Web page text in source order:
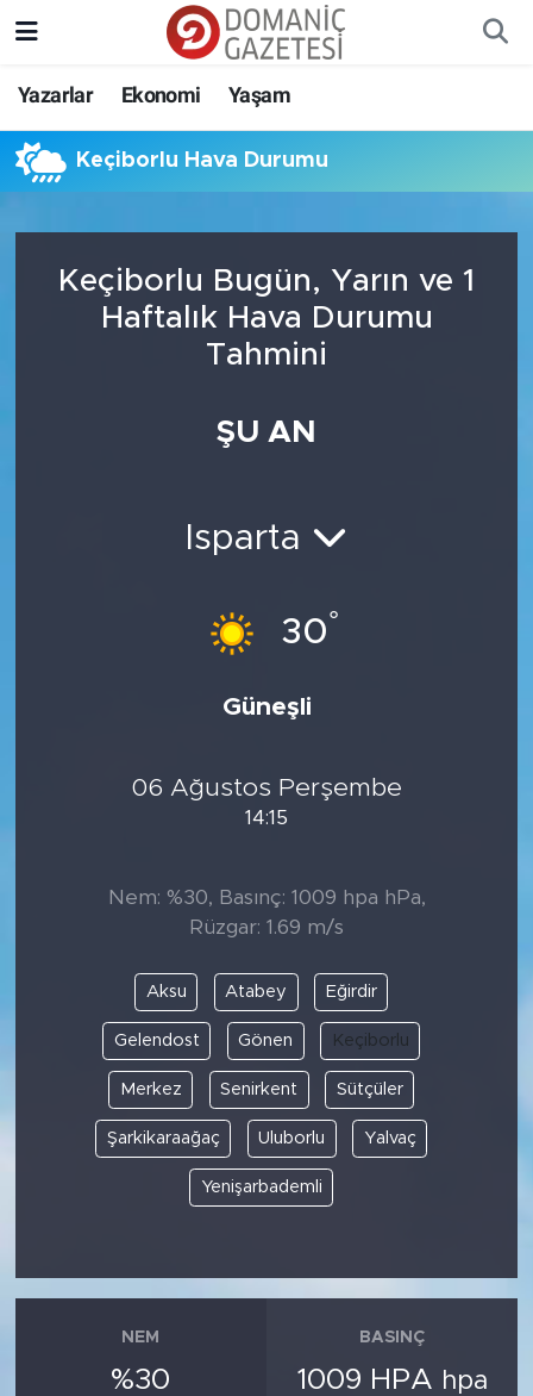
Yazarlar Ekonomi Yaşam
Keçiborlu Hava Durumu
Keçiborlu Bugün, Yarın ve 1
Haftalık Hava Durumu
Tahmini
ŞU AN
Isparta
30°
Güneşli
06 Ağustos Perşembe
14:15
Nem: %30, Basınç: 1009 hpa hPa,
Rüzgar: 1.69 m/s
Aksu Atabey Eğirdir
Gelendost Gönen Keçiborlu
Merkez Senirkent Sütçüler
Şarkikaraağaç Uluborlu Yalvaç
Yenişarbademli
NEM
%30
BASINÇ
1009 HPA hpa